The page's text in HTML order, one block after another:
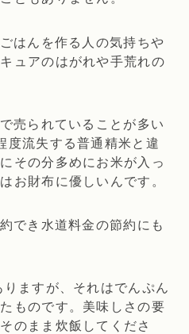
はんを作る人の気持ちや
ュアのはがれや手荒れの
売られていることが多い
度流失する普通精米と違
その分多めにお米が入っ
お財布に優しいんです。
でき水道料金の節約にも
ますが、それはでんぷん
ものです。美味しさの要
のまま炊飯してくださ